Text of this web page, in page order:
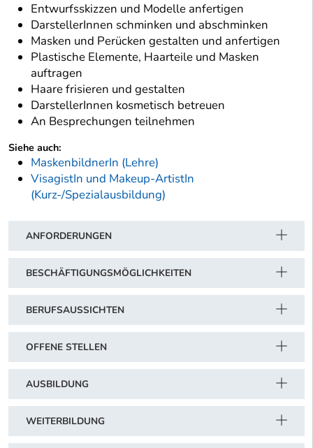
Entwurfsskizzen und Modelle anfertigen
DarstellerInnen schminken und abschminken
Masken und Perücken gestalten und anfertigen
Plastische Elemente, Haarteile und Masken
auftragen
Haare frisieren und gestalten
DarstellerInnen kosmetisch betreuen
An Besprechungen teilnehmen
Siehe auch:
MaskenbildnerIn (Lehre)
VisagistIn und Makeup-ArtistIn
(Kurz-/Spezialausbildung)
ANFORDERUNGEN
BESCHÄFTIGUNGSMÖGLICHKEITEN
BERUFSAUSSICHTEN
OFFENE STELLEN
AUSBILDUNG
WEITERBILDUNG